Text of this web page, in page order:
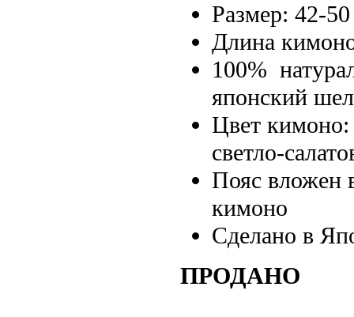
Размер: 42-50
Длина
100%
японский
Цвет кимоно:
светло-
Пояс вложен
кимоно
Сделано в
ПРОДАНО